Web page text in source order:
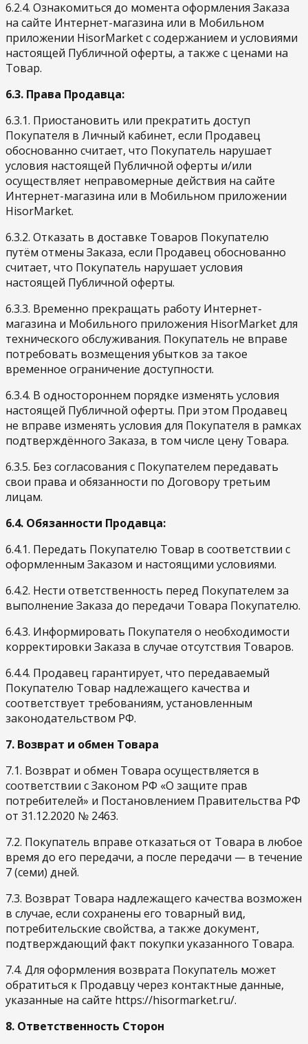
6.2.4. Ознакомиться до момента оформления Заказа
на сайте Интернет-магазина или в Мобильном
приложении HisorMarket с содержанием и условиями
настоящей Публичной оферты, а также с ценами на
Товар.
6.3. Права Продавца:
6.3.1. Приостановить или прекратить доступ
Покупателя в Личный кабинет, если Продавец
обоснованно считает, что Покупатель нарушает
условия настоящей Публичной оферты и/или
осуществляет неправомерные действия на сайте
Интернет-магазина или в Мобильном приложении
HisorMarket.
6.3.2. Отказать в доставке Товаров Покупателю
путём отмены Заказа, если Продавец обоснованно
считает, что Покупатель нарушает условия
настоящей Публичной оферты.
6.3.3. Временно прекращать работу Интернет-
магазина и Мобильного приложения HisorMarket для
технического обслуживания. Покупатель не вправе
потребовать возмещения убытков за такое
временное ограничение доступности.
6.3.4. В одностороннем порядке изменять условия
настоящей Публичной оферты. При этом Продавец
не вправе изменять условия для Покупателя в рамках
подтверждённого Заказа, в том числе цену Товара.
6.3.5. Без согласования с Покупателем передавать
свои права и обязанности по Договору третьим
лицам.
6.4. Обязанности Продавца:
6.4.1. Передать Покупателю Товар в соответствии с
оформленным Заказом и настоящими условиями.
6.4.2. Нести ответственность перед Покупателем за
выполнение Заказа до передачи Товара Покупателю.
6.4.3. Информировать Покупателя о необходимости
корректировки Заказа в случае отсутствия Товаров.
6.4.4. Продавец гарантирует, что передаваемый
Покупателю Товар надлежащего качества и
соответствует требованиям, установленным
законодательством РФ.
7. Возврат и обмен Товара
7.1. Возврат и обмен Товара осуществляется в
соответствии с Законом РФ «О защите прав
потребителей» и Постановлением Правительства РФ
от 31.12.2020 № 2463.
7.2. Покупатель вправе отказаться от Товара в любое
время до его передачи, а после передачи — в течение
7 (семи) дней.
7.3. Возврат Товара надлежащего качества возможен
в случае, если сохранены его товарный вид,
потребительские свойства, а также документ,
подтверждающий факт покупки указанного Товара.
7.4. Для оформления возврата Покупатель может
обратиться к Продавцу через контактные данные,
указанные на сайте https://hisormarket.ru/.
8. Ответственность Сторон